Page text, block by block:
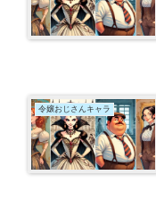
令嬢おじさんキャラ